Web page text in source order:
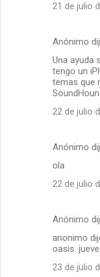
21 de julio
Anónimo
Una ayuda
tengo un
temas que
22 de julio
Anónimo
ola
22 de julio
Anónimo
anonimo
oasis.
23 de julio